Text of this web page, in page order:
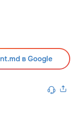
в Google